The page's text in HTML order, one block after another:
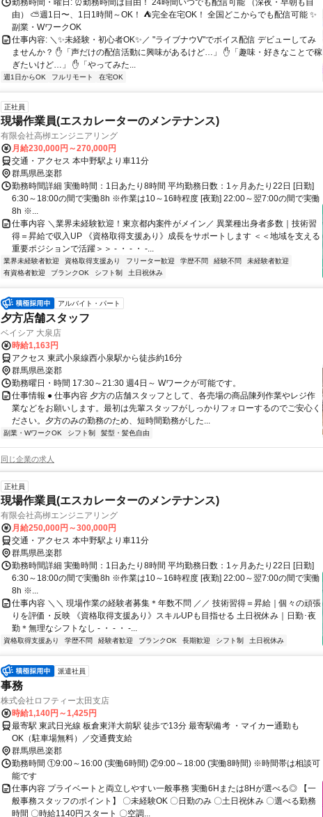
勤務時間・曜日: ⏰勤務時間は自由！ 24時間いつでも配信可能 （深夜・早朝も自
由） ⛅週1日〜、1日1時間～OK！ ⛺完全在宅OK！ 全国どこからでも配信可能 ✨
副業・WワークOK
仕事内容: ＼✨未経験・初心者OK✨／ "ライブナウV"でボイス配信 デビューしてみ
ませんか？ ✋「声だけの配信活動に興味があるけど…」 ✋「趣味・好きなことで稼
ぎたいけど…」 ✋「やってみた...
週1日からOK フルリモート 在宅OK
正社員
現場作業員(エスカレーターのメンテナンス)
有限会社高栁エンジニアリング
月給230,000円～270,000円
交通・アクセス 本中野駅より車11分
群馬県邑楽郡
勤務時間詳細 実働時間：1日あたり8時間 平均勤務日数：1ヶ月あたり22日 [日勤]
6:30～18:00の間で実働8h ※作業は10～16時程度 [夜勤] 22:00～翌7:00の間で実働
8h ※...
仕事内容 ＼業界未経験歓迎！東京都内案件がメイン／ 異業種出身者多数｜技術習
得＝昇給で収入UP 《資格取得支援あり》成長をサポートします ＜＜地域を支える
重要ポジションで活躍＞＞ - ・ - ・ -...
業界未経験者歓迎 資格取得支援あり フリーター歓迎 学歴不問 経験不問
未経験者歓迎
有資格者歓迎
ブランクOK シフト制 土日祝休み
アルバイト・パート
夕方店舗スタッフ
ベイシア 大泉店
時給1,163円
アクセス 東武小泉線西小泉駅から徒歩約16分
群馬県邑楽郡
勤務曜日・時間 17:30～21:30 週4日～ Wワークが可能です。
仕事情報 ● 仕事内容 夕方の店舗スタッフとして、各売場の商品陳列作業やレジ作
業などをお願いします。最初は先輩スタッフがしっかりフォローするのでご安心く
ださい。夕方のみの勤務のため、短時間勤務がした...
副業・WワークOK シフト制 髪型・髪色自由
同じ企業の求人
正社員
現場作業員(エスカレーターのメンテナンス)
有限会社高栁エンジニアリング
月給250,000円～300,000円
交通・アクセス 本中野駅より車11分
群馬県邑楽郡
勤務時間詳細 実働時間：1日あたり8時間 平均勤務日数：1ヶ月あたり22日 [日勤]
6:30～18:00の間で実働8h ※作業は10～16時程度 [夜勤] 22:00～翌7:00の間で実働
8h ※...
仕事内容 ＼＼ 現場作業の経験者募集＊年数不問 ／／ 技術習得＝昇給｜個々の頑張
りを評価・反映 《資格取得支援あり》スキルUPも目指せる 土日祝休み｜日勤･夜
勤＊無理なシフトなし - ・ - ・ -...
資格取得支援あり 学歴不問 経験者歓迎 ブランクOK 長期歓迎 シフト制 土日祝休み
派遣社員
事務
株式会社ロフティー太田支店
時給1,140円～1,425円
最寄駅 東武日光線 板倉東洋大前駅 徒歩で13分 最寄駅備考 ・マイカー通勤も
OK（駐車場無料）／交通費支給
群馬県邑楽郡
勤務時間 ①9:00～16:00 (実働6時間) ②9:00～18:00 (実働8時間) ※時間帯は相談可
能です
仕事内容 プライベートと両立しやすい一般事務 実働6Hまたは8Hが選べる◎ 【一
般事務スタッフのポイント】 〇未経験OK 〇日勤のみ 〇土日祝休み 〇選べる勤務
時間 〇時給1140円スタート 〇空調...